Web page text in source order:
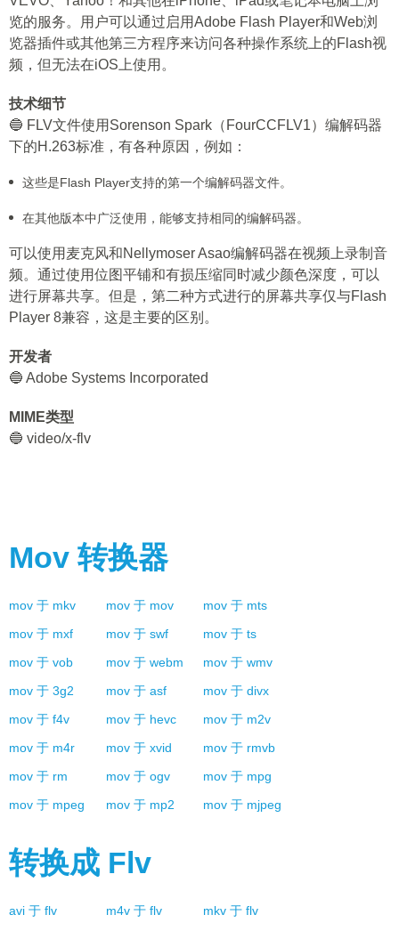
览的服务。用户可以通过启用Adobe Flash Player和Web浏
览器插件或其他第三方程序来访问各种操作系统上的Flash视
频，但无法在iOS上使用。
技术细节
🔵 FLV文件使用Sorenson Spark（FourCCFLV1）编解码器
下的H.263标准，有各种原因，例如：
这些是Flash Player支持的第一个编解码器文件。
在其他版本中广泛使用，能够支持相同的编解码器。
可以使用麦克风和Nellymoser Asao编解码器在视频上录制音
频。通过使用位图平铺和有损压缩同时减少颜色深度，可以
进行屏幕共享。但是，第二种方式进行的屏幕共享仅与Flash
Player 8兼容，这是主要的区别。
开发者
🔵 Adobe Systems Incorporated
MIME类型
🔵 video/x-flv
Mov 转换器
mov 于 mkv mov 于 mov mov 于 mts
mov 于 mxf mov 于 swf mov 于 ts
mov 于 vob mov 于 webm mov 于 wmv
mov 于 3g2 mov 于 asf mov 于 divx
mov 于 f4v mov 于 hevc mov 于 m2v
mov 于 m4r mov 于 xvid mov 于 rmvb
mov 于 rm mov 于 ogv mov 于 mpg
mov 于 mpeg mov 于 mp2 mov 于 mjpeg
转换成 Flv
avi 于 flv m4v 于 flv mkv 于 flv